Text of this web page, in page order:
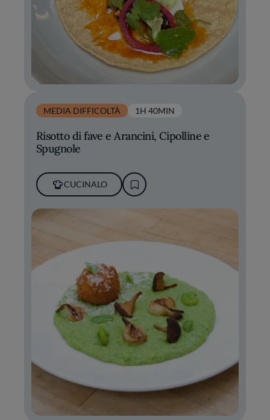
MEDIA DIFFICOLTÀ 1H 40MIN
Risotto di fave e Arancini, Cipolline e
Spugnole
CUCINALO